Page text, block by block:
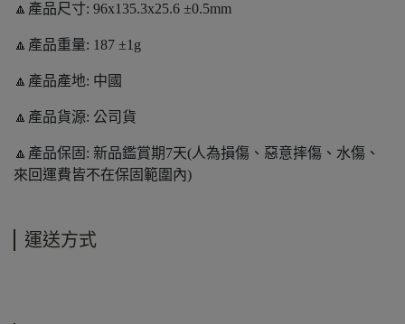
🔼產品尺寸: 96x135.3x25.6 ±0.5mm
🔼產品重量: 187 ±1g
🔼產品產地: 中國
🔼產品貨源: 公司貨
🔼產品保固: 新品鑑賞期7天(人為損傷、惡意摔傷、水傷、
來回運費皆不在保固範圍內)
運送方式